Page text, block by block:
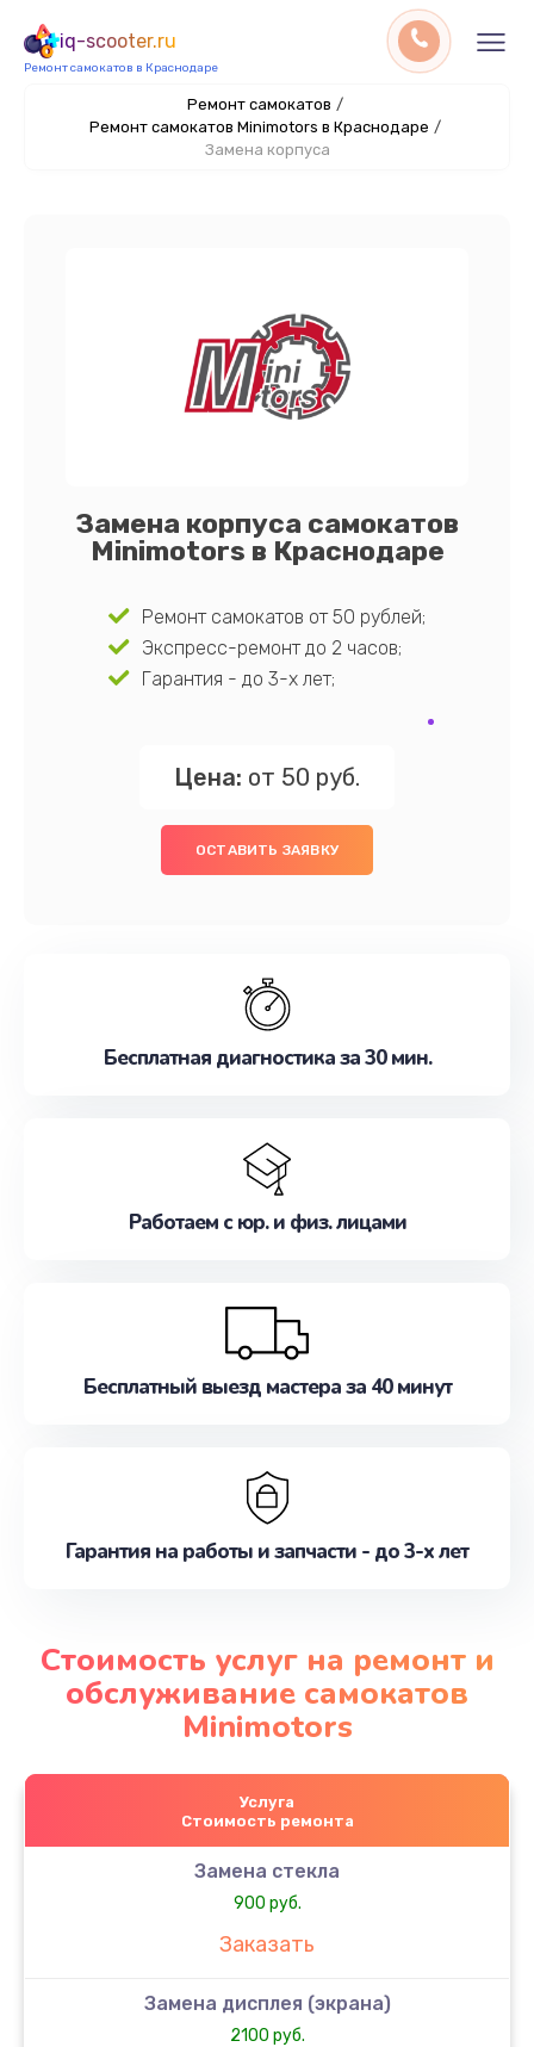
iq-scooter.ru
Ремонт самокатов в Краснодаре
Ремонт самокатов /
Ремонт самокатов Minimotors в Краснодаре /
Замена корпуса
Замена корпуса самокатов
Minimotors в Краснодаре
Ремонт самокатов от 50 рублей;
Экспресс-ремонт до 2 часов;
Гарантия - до 3-х лет;
Цена: от 50 руб.
ОСТАВИТЬ ЗАЯВКУ
Бесплатная диагностика за 30 мин.
Работаем с юр. и физ. лицами
Бесплатный выезд мастера за 40 минут
Гарантия на работы и запчасти - до 3-х лет
Стоимость услуг на ремонт и
обслуживание самокатов
Minimotors
Услуга
Стоимость ремонта
Замена стекла
900 руб.
Заказать
Замена дисплея (экрана)
2100 руб.